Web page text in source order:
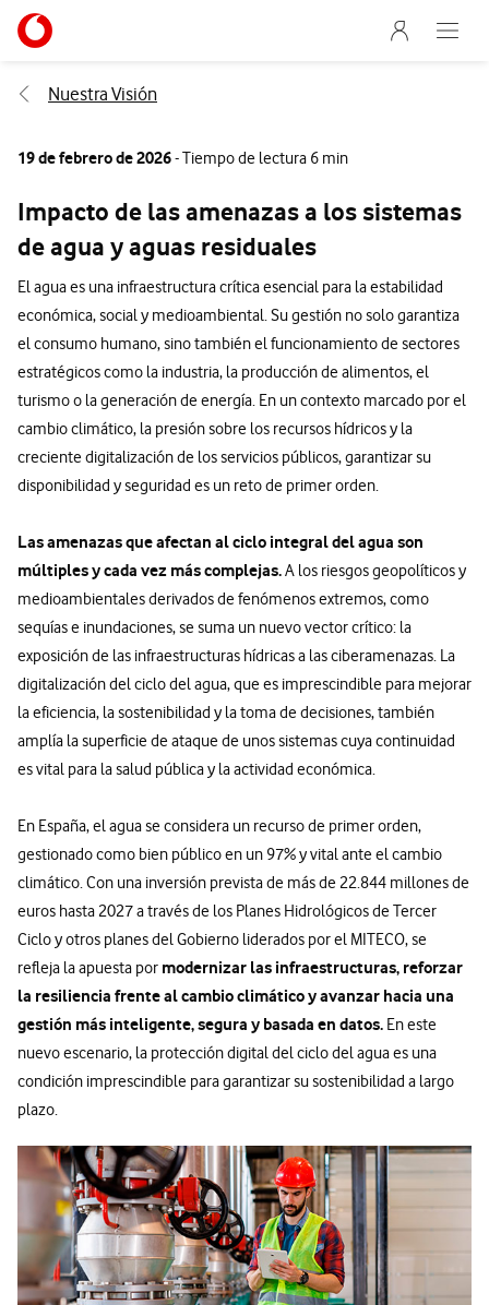
Ir a la pagina principal de vodafone.es
Menu
Abre
Nuestra Visión
19 de febrero de 2026- Tiempo de lectura 6 min
Impacto de las amenazas a los sistemas
de agua y aguas residuales
El agua es una infraestructura crítica esencial para la estabilidad
económica, social y medioambiental. Su gestión no solo garantiza
el consumo humano, sino también el funcionamiento de sectores
estratégicos como la industria, la producción de alimentos, el
turismo o la generación de energía. En un contexto marcado por el
cambio climático, la presión sobre los recursos hídricos y la
creciente digitalización de los servicios públicos, garantizar su
disponibilidad y seguridad es un reto de primer orden.
Las amenazas que afectan al ciclo integral del agua son
múltiples y cada vez más complejas.A los riesgos geopolíticos y
medioambientales derivados de fenómenos extremos, como
sequías e inundaciones, se suma un nuevo vector crítico: la
exposición de las infraestructuras hídricas a las ciberamenazas. La
digitalización del ciclo del agua, que es imprescindible para mejorar
la eficiencia, la sostenibilidad y la toma de decisiones, también
amplía la superficie de ataque de unos sistemas cuya continuidad
es vital para la salud pública y la actividad económica.
En España, el agua se considera un recurso de primer orden,
gestionado como bien público en un 97% y vital ante el cambio
climático. Con una inversión prevista de más de 22.844 millones de
euros hasta 2027 a través de los Planes Hidrológicos de Tercer
Ciclo y otros planes del Gobierno liderados por el MITECO, se
refleja la apuesta por modernizar las infraestructuras, reforzar
la resiliencia frente al cambio climático y avanzar hacia una
gestión más inteligente, segura y basada en datos. En este
nuevo escenario, la protección digital del ciclo del agua es una
condición imprescindible para garantizar su sostenibilidad a largo
plazo.